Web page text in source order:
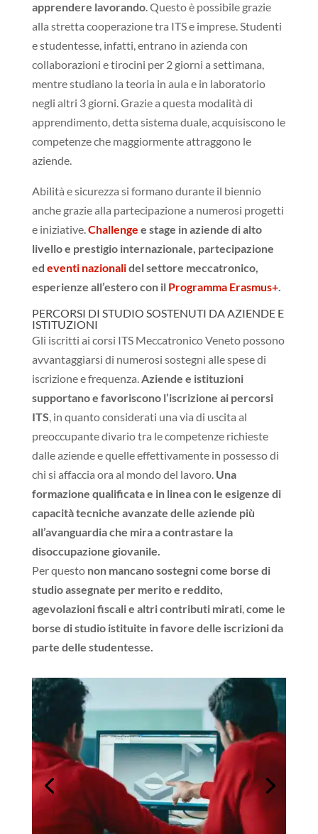
apprendere lavorando. Questo è possibile grazie
alla stretta cooperazione tra ITS e imprese. Studenti
e studentesse, infatti, entrano in azienda con
collaborazioni e tirocini per 2 giorni a settimana,
mentre studiano la teoria in aula e in laboratorio
negli altri 3 giorni. Grazie a questa modalità di
apprendimento, detta sistema duale, acquisiscono le
competenze che maggiormente attraggono le
aziende.
Abilità e sicurezza si formano durante il biennio
anche grazie alla partecipazione a numerosi progetti
e iniziative.Challenge e stage in aziende di alto
livello e prestigio internazionale, partecipazione
ed eventi nazionalidel settore meccatronico,
esperienze all’estero con il Programma Erasmus+.
PERCORSI DI STUDIO SOSTENUTI DA AZIENDE E
ISTITUZIONI
Gli iscritti ai corsi ITS Meccatronico Veneto possono
avvantaggiarsi di numerosi sostegni alle spese di
iscrizione e frequenza.Aziende e istituzioni
supportano e favoriscono l’iscrizione ai percorsi
ITS, in quanto considerati una via di uscita al
preoccupante divario tra le competenze richieste
dalle aziende e quelle effettivamente in possesso di
chi si affaccia ora al mondo del lavoro. Una
formazione qualificata e in linea con le esigenze di
capacità tecniche avanzate delle aziende più
all’avanguardia che mira a contrastare la
disoccupazione giovanile.
Per questo non mancano sostegni come borse di
studio assegnate per merito e reddito,
agevolazioni fiscali e altri contributi mirati,come le
borse di studio istituite in favore delle iscrizioni da
parte delle studentesse.